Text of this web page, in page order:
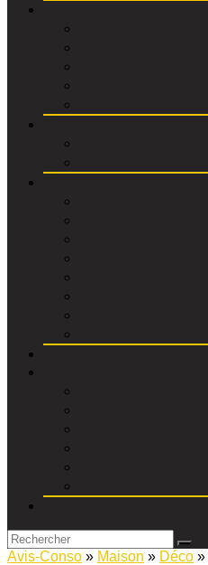
Avis-Conso » Maison » Déco »